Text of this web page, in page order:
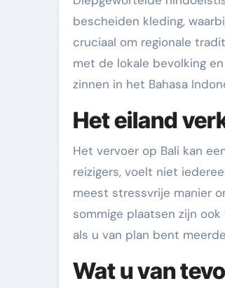
bescheiden kleding,
cruciaal om regionale
met de lokale bevolking
zinnen in het Bahasa
Het eiland
Het vervoer op Bali kan
reizigers, voelt niet
meest stressvrije manier
sommige plaatsen zijn
als u van plan bent
Wat u van